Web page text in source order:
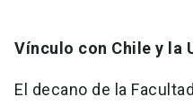
Vínculo con Chile y la
El decano de la